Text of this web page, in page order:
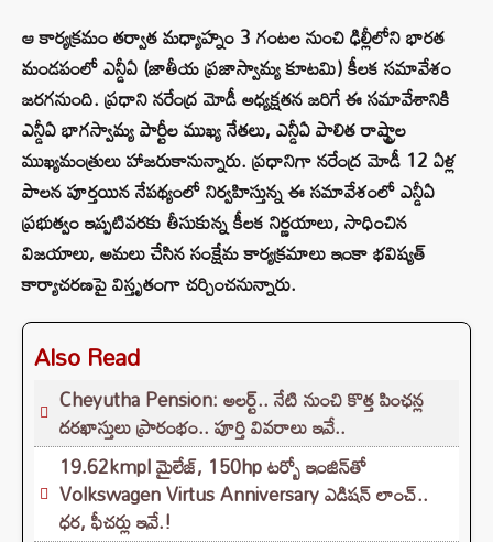
ఆ కార్యక్రమం తర్వాత మధ్యాహ్నం 3 గంటల నుంచి ఢిల్లీలోని భారత
మండపంలో ఎన్డీఏ (జాతీయ ప్రజాస్వామ్య కూటమి) కీలక సమావేశం
జరగనుంది. ప్రధాని నరేంద్ర మోడీ అధ్యక్షతన జరిగే ఈ సమావేశానికి
ఎన్డీఏ భాగస్వామ్య పార్టీల ముఖ్య నేతలు, ఎన్డీఏ పాలిత రాష్ట్రాల
ముఖ్యమంత్రులు హాజరుకానున్నారు. ప్రధానిగా నరేంద్ర మోడీ 12 ఏళ్ల
పాలన పూర్తయిన నేపథ్యంలో నిర్వహిస్తున్న ఈ సమావేశంలో ఎన్డీఏ
ప్రభుత్వం ఇప్పటివరకు తీసుకున్న కీలక నిర్ణయాలు, సాధించిన
విజయాలు, అమలు చేసిన సంక్షేమ కార్యక్రమాలు ఇంకా భవిష్యత్
కార్యాచరణపై విస్తృతంగా చర్చించనున్నారు.
Also Read
Cheyutha Pension: అలర్ట్.. నేటి నుంచి కొత్త పింఛన్ల
దరఖాస్తులు ప్రారంభం.. పూర్తి వివరాలు ఇవే..
19.62kmpl మైలేజ్, 150hp టర్బో ఇంజిన్‌తో
Volkswagen Virtus Anniversary ఎడిషన్ లాంచ్..
ధర, ఫీచర్లు ఇవే.!